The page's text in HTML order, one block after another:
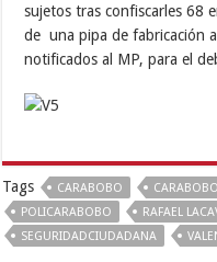
sujetos tras confiscarles 68
de una pipa de fabricación
notificados al MP, para el
Tags CARABOBO
POLICARABOBO
RAFAEL
SEGURIDADCIUDADANA